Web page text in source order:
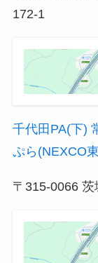
172-1
千代田PA(下)
ぷら(NEXCO
〒315-0066